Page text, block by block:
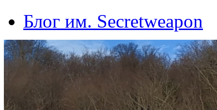
Блог им. Secretweapon